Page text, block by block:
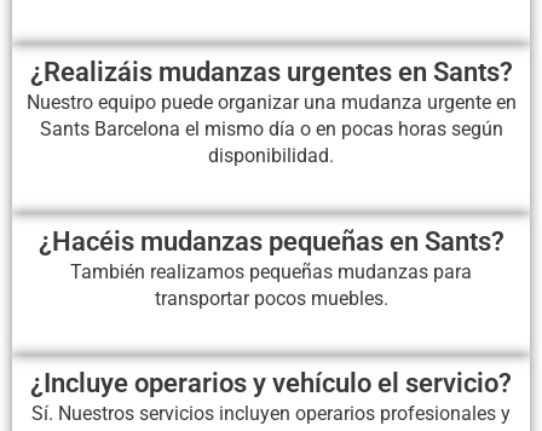
¿Realizáis mudanzas urgentes en Sants?
Nuestro equipo puede organizar una mudanza urgente en
Sants Barcelona el mismo día o en pocas horas según
disponibilidad.
¿Hacéis mudanzas pequeñas en Sants?
También realizamos pequeñas mudanzas para
transportar pocos muebles.
¿Incluye operarios y vehículo el servicio?
Sí. Nuestros servicios incluyen operarios profesionales y